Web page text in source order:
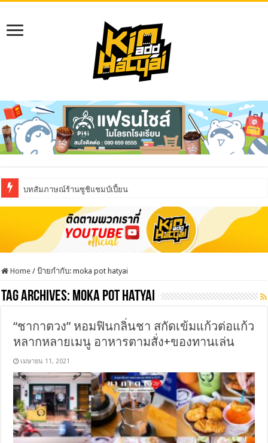
บทสัมภาษณ์ร้านซูชิแชมป์เปี้ยน
Home / ป้ายกำกับ:moka pot hatyai
Tag Archives: moka pot hatyai
“ชากาตวง” หอมฟินกลิ่นชา สกัดเข้มแก้วต่อแก้ว
หลากหลายเมนู อาหารตามสั่ง+ของทานเล่น
เมษายน 11, 2021